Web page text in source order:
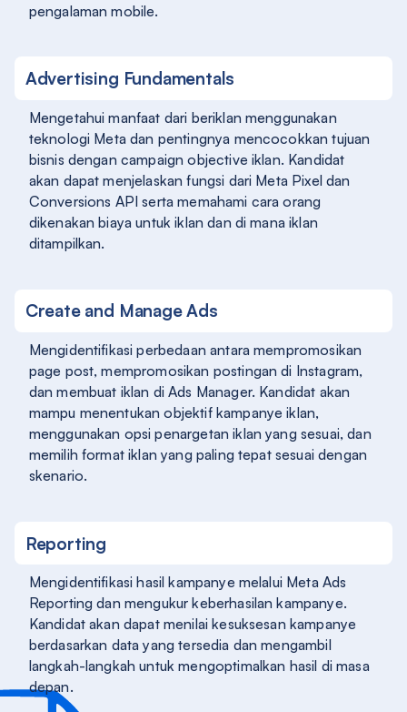
pengalaman mobile.
Advertising Fundamentals
Mengetahui manfaat dari beriklan menggunakan
teknologi Meta dan pentingnya mencocokkan tujuan
bisnis dengan campaign objective iklan. Kandidat
akan dapat menjelaskan fungsi dari Meta Pixel dan
Conversions API serta memahami cara orang
dikenakan biaya untuk iklan dan di mana iklan
ditampilkan.
Create and Manage Ads
Mengidentifikasi perbedaan antara mempromosikan
page post, mempromosikan postingan di Instagram,
dan membuat iklan di Ads Manager. Kandidat akan
mampu menentukan objektif kampanye iklan,
menggunakan opsi penargetan iklan yang sesuai, dan
memilih format iklan yang paling tepat sesuai dengan
skenario.
Reporting
Mengidentifikasi hasil kampanye melalui Meta Ads
Reporting dan mengukur keberhasilan kampanye.
Kandidat akan dapat menilai kesuksesan kampanye
berdasarkan data yang tersedia dan mengambil
langkah-langkah untuk mengoptimalkan hasil di masa
depan.